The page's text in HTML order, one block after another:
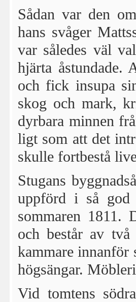
Sådan var den
hans svåger
var således väl
hjärta åstundade.
och fick insupa
skog och mark,
dyrbara minnen
ligt som att det
skulle fortbestå
Stugans
uppförd i så god
sommaren 1811.
och består av
kammare innanför
högsängar.
Vid tomtens